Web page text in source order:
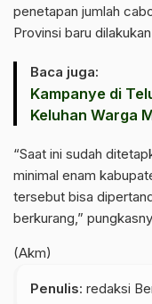
penetapan jumlah
Provinsi baru
Baca juga:
Kampanye di
Keluhan Warga
“Saat ini sudah
minimal enam
tersebut bisa
berkurang,”
(Akm)
Penulis: redaksi